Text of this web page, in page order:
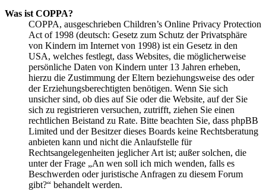
Was ist COPPA?
COPPA, ausgeschrieben Children’s Online Privacy Protection
Act of 1998 (deutsch: Gesetz zum Schutz der Privatsphäre
von Kindern im Internet von 1998) ist ein Gesetz in den
USA, welches festlegt, dass Websites, die möglicherweise
persönliche Daten von Kindern unter 13 Jahren erheben,
hierzu die Zustimmung der Eltern beziehungsweise des oder
der Erziehungsberechtigten benötigen. Wenn Sie sich
unsicher sind, ob dies auf Sie oder die Website, auf der Sie
sich zu registrieren versuchen, zutrifft, ziehen Sie einen
rechtlichen Beistand zu Rate. Bitte beachten Sie, dass phpBB
Limited und der Besitzer dieses Boards keine Rechtsberatung
anbieten kann und nicht die Anlaufstelle für
Rechtsangelegenheiten jeglicher Art ist; außer solchen, die
unter der Frage „An wen soll ich mich wenden, falls es
Beschwerden oder juristische Anfragen zu diesem Forum
gibt?“ behandelt werden.